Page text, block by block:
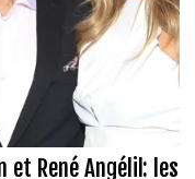
et René Angélil: les